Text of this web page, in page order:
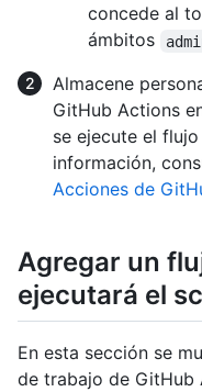
concede al
ámbitos
Almacene
GitHub Actions
se ejecute el
información,
Acciones de
Agregar un
ejecutará el
En esta sección se
de trabajo de GitHub